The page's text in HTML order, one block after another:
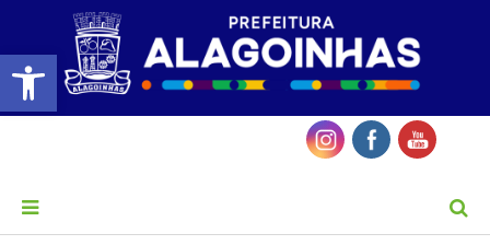
Barra de Ferramentas Aberta